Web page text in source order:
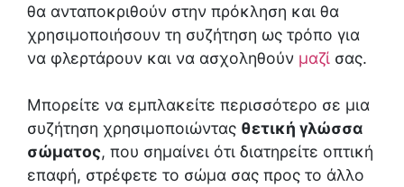
θα ανταποκριθούν στην πρόκληση και θα
χρησιμοποιήσουν τη συζήτηση ως τρόπο για
να φλερτάρουν και να ασχοληθούν μαζί σας.
Μπορείτε να εμπλακείτε περισσότερο σε μια
συζήτηση χρησιμοποιώντας θετική γλώσσα
σώματος, που σημαίνει ότι διατηρείτε οπτική
επαφή, στρέφετε το σώμα σας προς το άλλο